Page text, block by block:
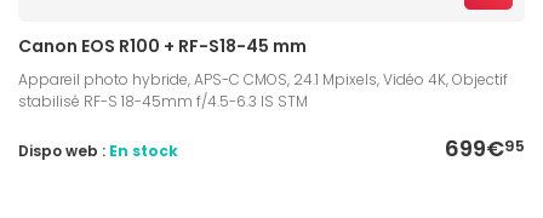
Canon EOS R100 + RF-S18-45 mm
Appareil photo hybride, APS-C CMOS, 24.1 Mpixels, Vidéo 4K, Objectif
stabilisé RF-S 18-45mm f/4.5-6.3 IS STM
699€95
Dispo web : En stock